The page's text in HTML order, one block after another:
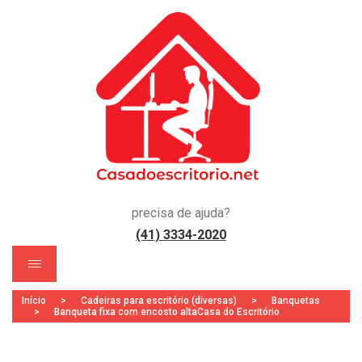
precisa de ajuda?
(41) 3334-2020
Início > Cadeiras para escritório (diversas) >
Banquetas
>
Banqueta fixa com encosto altaCasa do Escritório